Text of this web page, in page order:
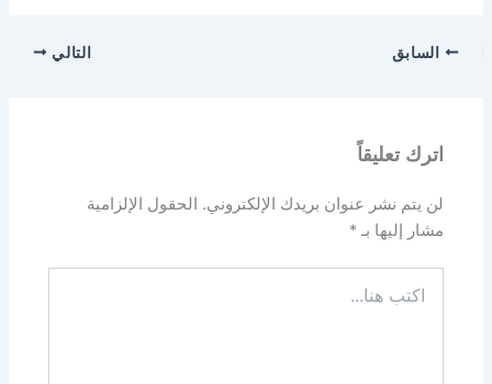
السابق التالي
اترك تعليقاً
لن يتم نشر عنوان بريدك الإلكتروني. الحقول الإلزامية
مشار إليها بـ*
هنا...